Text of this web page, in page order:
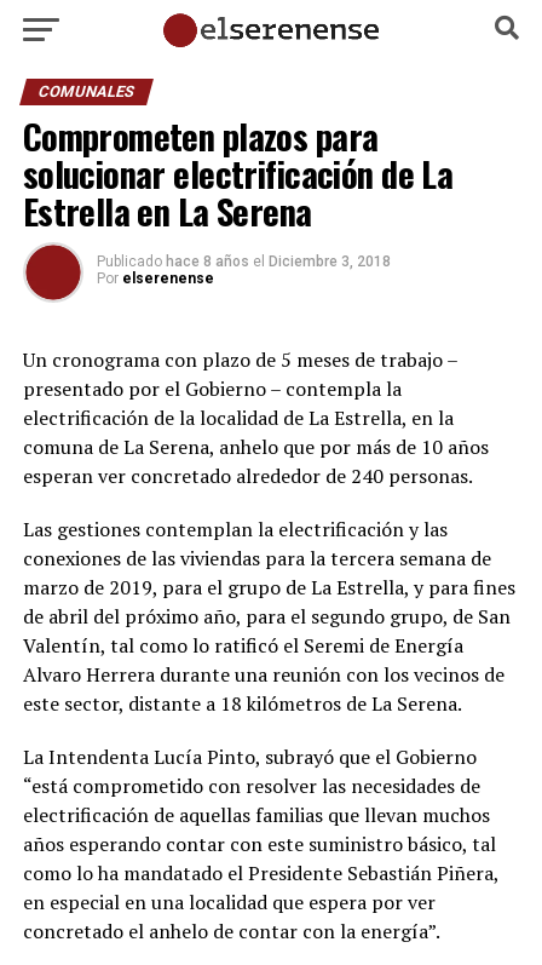
COMUNALES
Comprometen plazos para
solucionar electrificación de La
Estrella en La Serena
Publicado hace 8 años el Diciembre 3, 2018
Por elserenense
Un cronograma con plazo de 5 meses de trabajo –
presentado por el Gobierno – contempla la
electrificación de la localidad de La Estrella, en la
comuna de La Serena, anhelo que por más de 10 años
esperan ver concretado alrededor de 240 personas.
Las gestiones contemplan la electrificación y las
conexiones de las viviendas para la tercera semana de
marzo de 2019, para el grupo de La Estrella, y para fines
de abril del próximo año, para el segundo grupo, de San
Valentín, tal como lo ratificó el Seremi de Energía
Alvaro Herrera durante una reunión con los vecinos de
este sector, distante a 18 kilómetros de La Serena.
La Intendenta Lucía Pinto, subrayó que el Gobierno
“está comprometido con resolver las necesidades de
electrificación de aquellas familias que llevan muchos
años esperando contar con este suministro básico, tal
como lo ha mandatado el Presidente Sebastián Piñera,
en especial en una localidad que espera por ver
concretado el anhelo de contar con la energía”.